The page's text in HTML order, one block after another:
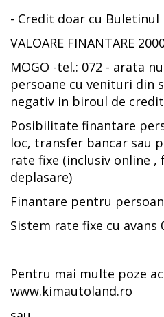
- Credit doar cu Buletinul
VALOARE FINANTARE
MOGO -tel.: 072 - arata
persoane cu venituri din
negativ in biroul de
Posibilitate finantare
loc, transfer bancar sau
rate fixe (inclusiv online ,
deplasare)
Finantare pentru
Sistem rate fixe cu avans
Pentru mai multe poze
www.kimautoland.ro